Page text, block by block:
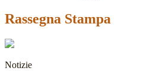
Rassegna Stampa
Notizie